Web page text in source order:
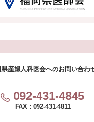
県産婦人科医会へのお問い合わ
092-431-4845
FAX : 092-431-4811